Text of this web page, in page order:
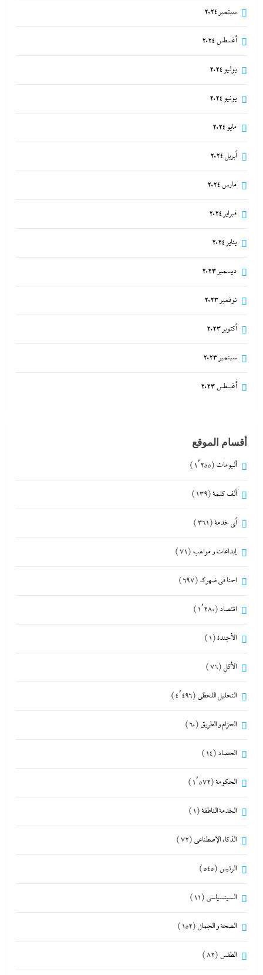
سبتمبر 2024
أغسطس 2024
يوليو 2024
يونيو 2024
مايو 2024
أبريل 2024
مارس 2024
فبراير 2024
يناير 2024
ديسمبر 2023
نوفمبر 2023
أكتوبر 2023
سبتمبر 2023
أغسطس 2023
أقسام الموقع
ألبومات (1٬255)
ألف كلمة(139)
أي خدمة(361)
إبداعات و مواهب (71)
احنا في ضهرك (697)
اقتصاد (1٬280)
الأجندة(1)
الأكل (76)
التحليل اللحظي (4٬496)
الحزام و الطريق (60)
الحصاد (14)
الحكومة(1٬572)
الخدمة الناطقة(1)
الذكاء الإصطناعي (72)
الرئيس (545)
السينسياسي (11)
الصحة و الجمال (152)
الطقس (82)